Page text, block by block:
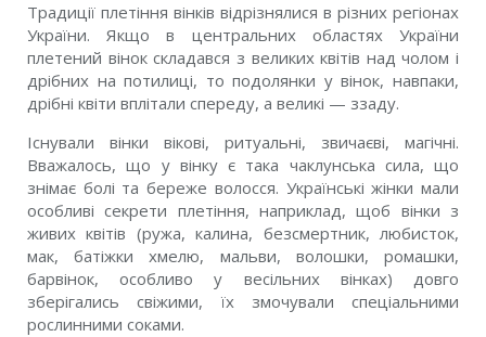
Традиції плетіння вінків відрізнялися в різних регіонах
України. Якщо в центральних областях України
плетений вінок складався з великих квітів над чолом і
дрібних на потилиці, то подолянки у вінок, навпаки,
дрібні квіти вплітали спереду, а великі — ззаду.
Існували вінки вікові, ритуальні, звичаєві, магічні.
Вважалось, що у вінку є така чаклунська сила, що
знімає болі та береже волосся. Українські жінки мали
особливі секрети плетіння, наприклад, щоб вінки з
живих квітів (ружа, калина, безсмертник, любисток,
мак, батіжки хмелю, мальви, волошки, ромашки,
барвінок, особливо у весільних вінках) довго
зберігались свіжими, їх змочували спеціальними
рослинними соками.